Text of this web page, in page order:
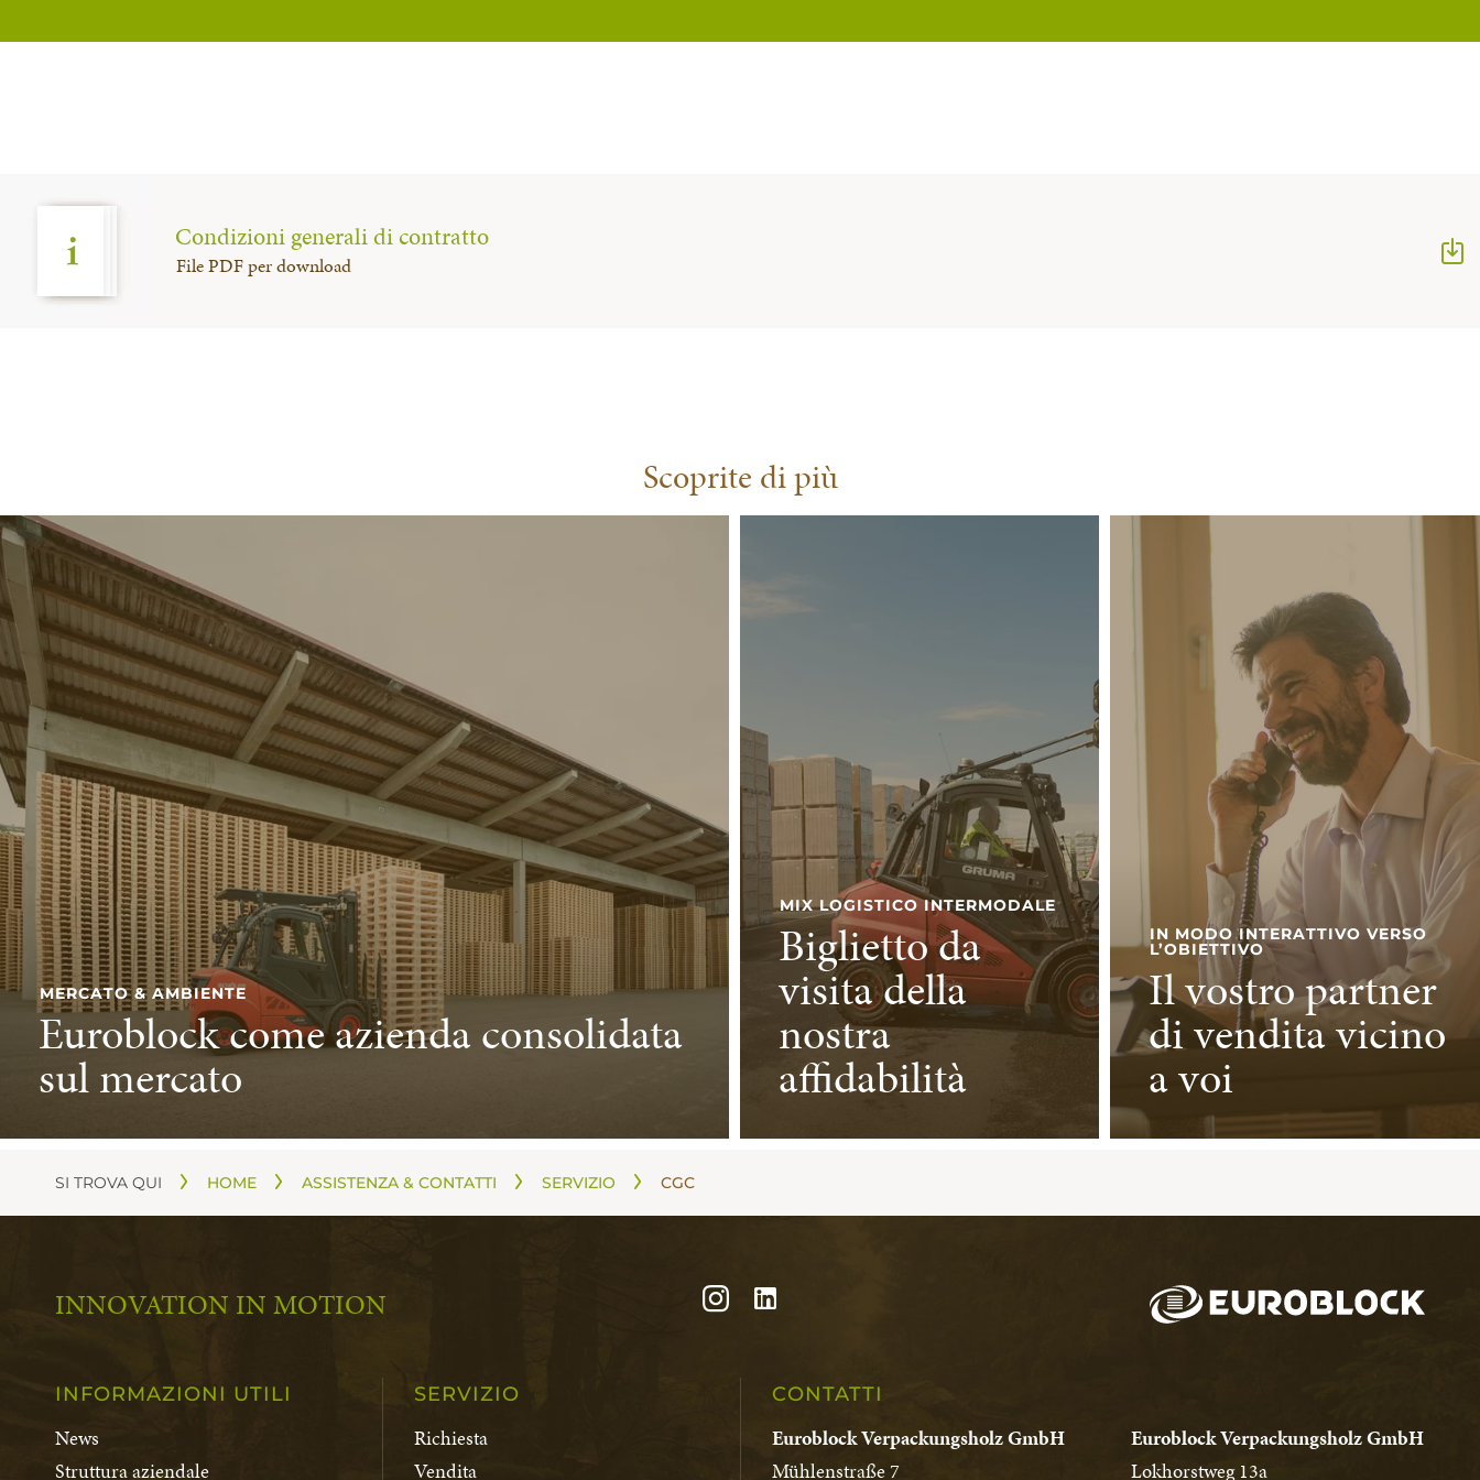
Condizioni generali di contratto
File PDF per download
Scoprite di più
MERCATO & AMBIENTE
Euroblock come azienda consolidata
sul mercato
MIX LOGISTICO INTERMODALE
Biglietto da
visita della
nostra
affidabilità
IN MODO INTERATTIVO VERSO
L’OBIETTIVO
Il vostro partner
di vendita vicino
a voi
SI TROVA QUI HOME ASSISTENZA & CONTATTI SERVIZIO CGC
INNOVATION IN MOTION
INFORMAZIONI UTILI
News
Struttura aziendale
SERVIZIO
Richiesta
Vendita
CONTATTI
Euroblock Verpackungsholz GmbH
Mühlenstraße 7
Euroblock Verpackungsholz GmbH
Lokhorstweg 13a